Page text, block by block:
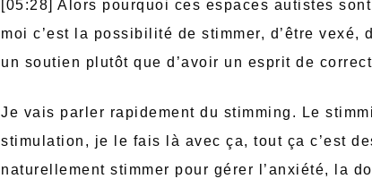
[05:28] Alors pourquoi ces espaces autistes
moi c’est la possibilité de stimmer, d’être vexé,
un soutien plutôt que d’avoir un esprit de
Je vais parler rapidement du stimming. Le
stimulation, je le fais là avec ça, tout ça c’est
naturellement stimmer pour gérer l’anxiété, la